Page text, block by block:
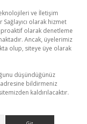
ve İletişim
Sağlayıcı olarak hizmet
olarak denetleme
Ancak, üyelerimiz
olup, siteye üye olarak
düşündüğünüz
adresine bildirmeniz
kaldırılacaktır.